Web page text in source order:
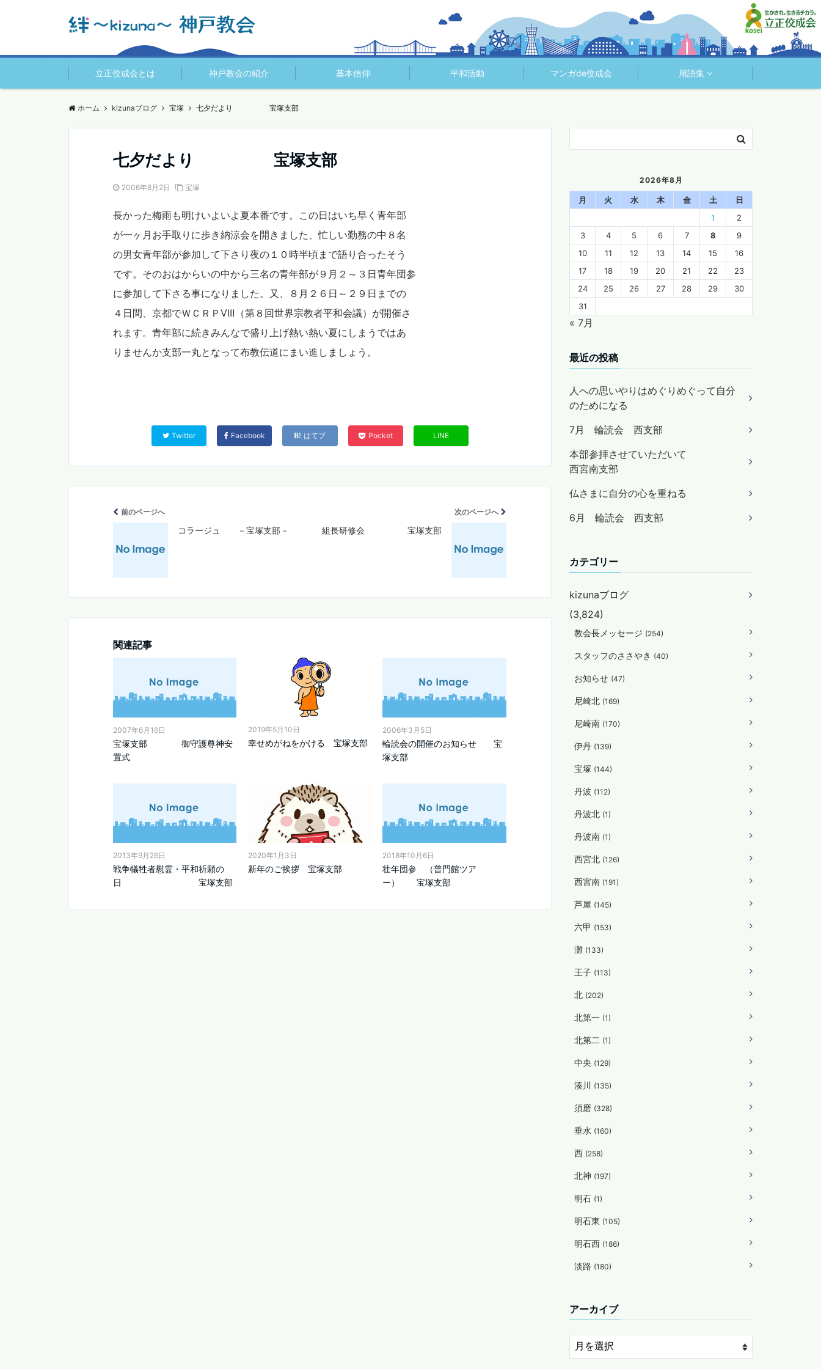
立正佼成会とは 神戸教会の紹介 基本信仰 平和活動 マンガde佼成会 用語集
ホーム kizunaブログ 宝塚 七夕だより 宝塚支部
七夕だより 宝塚支部
2006年8月2日 宝塚
長かった梅雨も明けいよいよ夏本番です。この日はいち早く青年部
が一ヶ月お手取りに歩き納涼会を開きました、忙しい勤務の中８名
の男女青年部が参加して下さり夜の１０時半頃まで語り合ったそう
です。そのおはからいの中から三名の青年部が９月２～３日青年団参
に参加して下さる事になりました。又、８月２６日～２９日までの
４日間、京都でＷＣＲＰⅧ（第８回世界宗教者平和会議）が開催さ
れます。青年部に続きみんなで盛り上げ熱い熱い夏にしまうではあ
りませんか支部一丸となって布教伝道にまい進しましょう。
Twitter Facebook はてブ Pocket LINE
前のページへ
コラージュ －宝塚支部－
次のページへ
組長研修会 宝塚支部
関連記事
2007年6月16日
宝塚支部 御守護尊神安
置式
2019年5月10日
幸せめがねをかける 宝塚支部
2006年3月5日
輪読会の開催のお知らせ 宝
塚支部
2013年9月26日
戦争犠牲者慰霊・平和祈願の
日 宝塚支部
2020年1月3日
新年のご挨拶 宝塚支部
2018年10月6日
壮年団参 （普門館ツア
ー） 宝塚支部
2026年8月
月 火 水 木 金 土
日
1
2
3
4 5 6 7 8
9
10
11 12 13 14 15
16
17
18 19 20 21 22
23
24
25 26 27 28 29
30
31
« 7月
最近の投稿
人への思いやりはめぐりめぐって自分
のためになる
7月 輪読会 西支部
本部参拝させていただいて
西宮南支部
仏さまに自分の心を重ねる
6月 輪読会 西支部
カテゴリー
kizunaブログ
(3,824)
教会長メッセージ (254)
スタッフのささやき (40)
お知らせ (47)
尼崎北 (169)
尼崎南 (170)
伊丹 (139)
宝塚 (144)
丹波 (112)
丹波北 (1)
丹波南 (1)
西宮北 (126)
西宮南 (191)
芦屋 (145)
六甲 (153)
灘 (133)
王子 (113)
北 (202)
北第一 (1)
北第二 (1)
中央 (129)
湊川 (135)
須磨 (328)
垂水 (160)
西 (258)
北神 (197)
明石 (1)
明石東 (105)
明石西 (186)
淡路 (180)
アーカイブ